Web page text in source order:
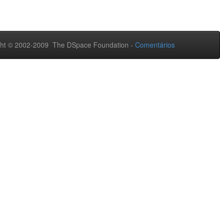
© 2002-2009 The DSpace Foundation - Comentários